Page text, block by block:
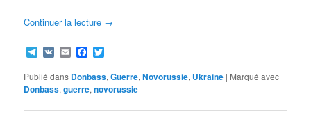
Continuer la lecture →
Telegram
VK EmailFacebook
Publié dans Donbass,Guerre,Novorussie, Ukraine | Marqué avec
Donbass,guerre,novorussie